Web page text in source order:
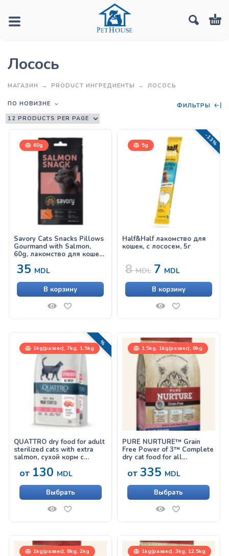
Лосось
МАГАЗИН PRODUCT ИНГРЕДИЕНТЫ ЛОСОСЬ
ПО НОВИЗНЕ ФИЛЬТРЫ
60g
Savory Cats Snacks Pillows
Gourmand with Salmon,
60g, лакомство для кошек,
35 MDL
В корзину
5g -13%
Half&Half лакомство для
кошек, с лососем, 5г
8MDL 7 MDL
В корзину
1kg(развес), 7kg, 1,5kg
РАСПРОДАЖА!
QUATTRO dry food for adult
sterilized cats with extra
salmon, сухой корм с
стерилизованных кошек
от 130 MDL
Выбрать
1,5kg, 1kg(развес), 8kg
PURE NURTURE™ Grain
Free Power of 3™ Complete
dry cat food for all
with peas, сухой корм с
всех стадиях жизни
от335 MDL
Выбрать
1kg(развес), 8kg, 2kg 1kg(развес), 3kg, 12,5kg